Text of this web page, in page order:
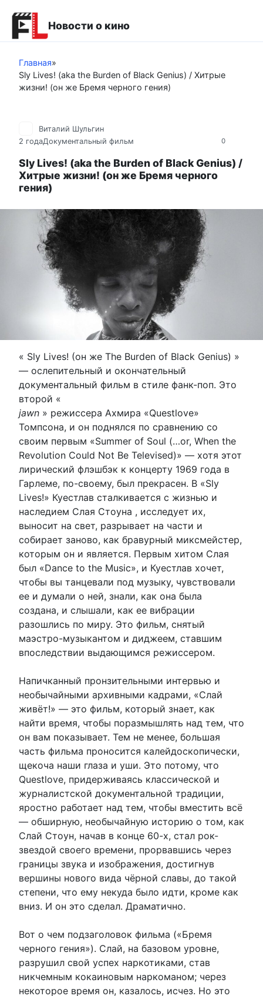
контенту
Новости о кино
Главная»
Sly Lives! (aka the Burden of Black Genius) / Хитрые
жизни! (он же Бремя черного гения)
0
Виталий Шульгин
2 годаДокументальный фильм
Sly Lives! (aka the Burden of Black Genius) /
Хитрые жизни! (он же Бремя черного
гения)
« Sly Lives! (он же The Burden of Black Genius) »
— ослепительный и окончательный
документальный фильм в стиле фанк-поп. Это
второй «
jawn » режиссера Ахмира «Questlove»
Томпсона, и он поднялся по сравнению со
своим первым «Summer of Soul (…or, When the
Revolution Could Not Be Televised)» — хотя этот
лирический флэшбэк к концерту 1969 года в
Гарлеме, по-своему, был прекрасен. В «Sly
Lives!» Куестлав сталкивается с жизнью и
наследием Слая Стоуна , исследует их,
выносит на свет, разрывает на части и
собирает заново, как бравурный миксмейстер,
которым он и является. Первым хитом Слая
был «Dance to the Music», и Куестлав хочет,
чтобы вы танцевали под музыку, чувствовали
ее и думали о ней, знали, как она была
создана, и слышали, как ее вибрации
разошлись по миру. Это фильм, снятый
маэстро-музыкантом и диджеем, ставшим
впоследствии выдающимся режиссером.
Напичканный пронзительными интервью и
необычайными архивными кадрами, «Слай
живёт!» — это фильм, который знает, как
найти время, чтобы поразмышлять над тем, что
он вам показывает. Тем не менее, большая
часть фильма проносится калейдоскопически,
щекоча наши глаза и уши. Это потому, что
Questlove, придерживаясь классической и
журналистской документальной традиции,
яростно работает над тем, чтобы вместить всё
— обширную, необычайную историю о том, как
Слай Стоун, начав в конце 60-х, стал рок-
звездой своего времени, прорвавшись через
границы звука и изображения, достигнув
вершины нового вида чёрной славы, до такой
степени, что ему некуда было идти, кроме как
вниз. И он это сделал. Драматично.
Вот о чем подзаголовок фильма («Бремя
черного гения»). Слай, на базовом уровне,
разрушил свой успех наркотиками, став
никчемным кокаиновым наркоманом; через
некоторое время он, казалось, исчез. Но это